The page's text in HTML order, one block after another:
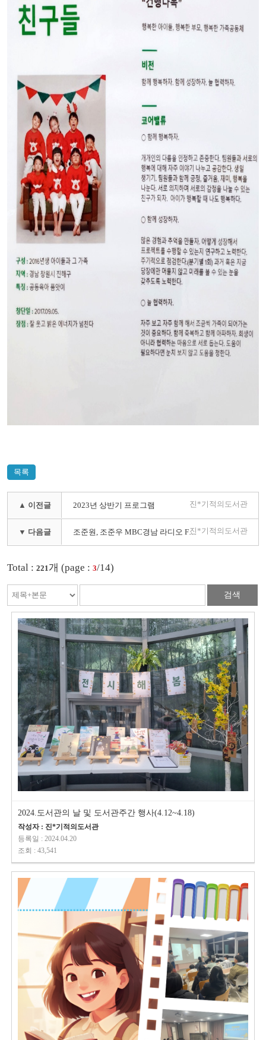
목록
▲ 이전글 2023년 상반기 프로그램 진*기적의도서관
▼ 다음글 조준원, 조준우 MBC경남 라디오 FM 아침의 행진 지역 광고 녹음했습니다.^^
진*기적의도서관
Total : 221개 (page : 3/14)
검색
2024.도서관의 날 및 도서관주간 행사(4.12~4.18)
작성자 : 진*기적의도서관
등록일 : 2024.04.20
조회 : 43,541